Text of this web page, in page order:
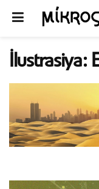
İlustrasiya: